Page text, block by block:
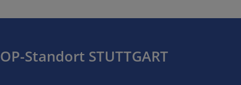
OP-Standort STUTTGART